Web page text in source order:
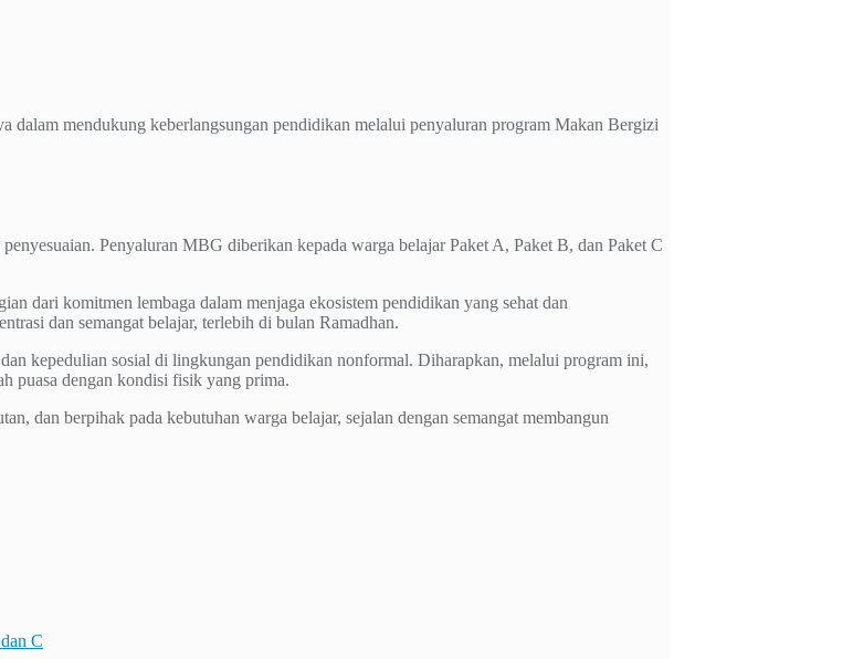
mendukung keberlangsungan pendidikan melalui penyaluran program Makan Bergizi
Penyaluran MBG diberikan kepada warga belajar Paket A, Paket B, dan Paket C
dari komitmen lembaga dalam menjaga ekosistem pendidikan yang sehat dan
dan semangat belajar, terlebih di bulan Ramadhan.
kepedulian sosial di lingkungan pendidikan nonformal. Diharapkan, melalui program ini,
puasa dengan kondisi fisik yang prima.
dan berpihak pada kebutuhan warga belajar, sejalan dengan semangat membangun
C